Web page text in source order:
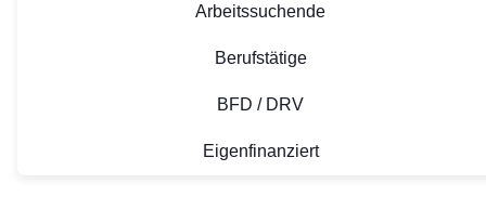
Arbeitssuchende
Berufstätige
BFD / DRV
Eigenfinanziert